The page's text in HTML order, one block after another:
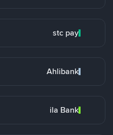
stc pay
Ahlibank
ila Bank